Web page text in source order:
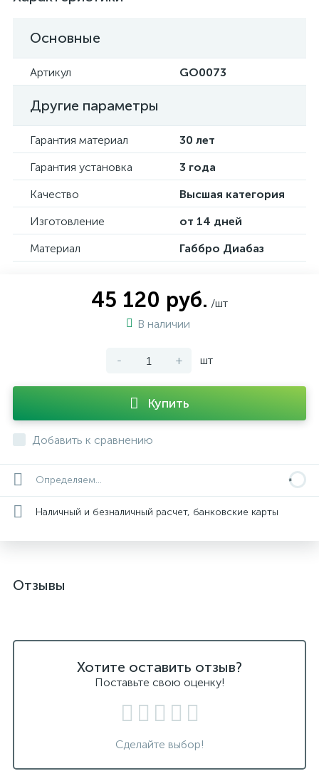
Основные
Артикул GO0073
Другие параметры
Гарантия материал
30 лет
Гарантия установка
3 года
Качество
Высшая категория
Изготовление
от 14 дней
Материал
Габбро Диабаз
45 120 руб. /шт
В наличии
- + шт
Купить
Добавить к сравнению
Определяем...
Наличный и безналичный расчет, банковские карты
Отзывы
Хотите оставить отзыв?
Поставьте свою оценку!
Сделайте выбор!